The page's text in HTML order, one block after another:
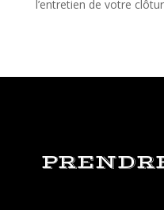
l’entretien de votre